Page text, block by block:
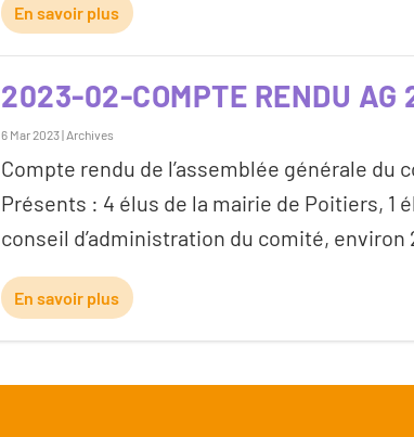
En savoir plus
2023-02-COMPTE RENDU AG
6 Mar 2023| Archives
Compte rendu de l’assemblée générale du
Présents : 4 élus de la mairie de Poitiers, 1
conseil d’administration du comité, environ
En savoir plus